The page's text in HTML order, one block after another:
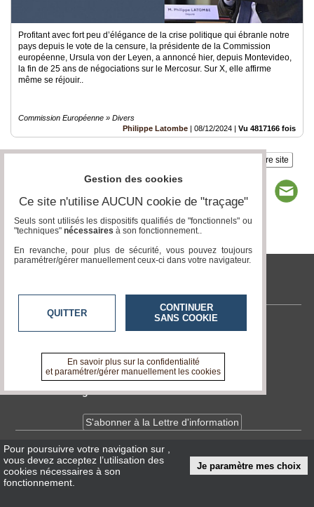
Profitant avec fort peu d’élégance de la crise politique qui ébranle notre
pays depuis le vote de la censure, la présidente de la Commission
européenne, Ursula von der Leyen, a annoncé hier, depuis Montevideo,
la fin de 25 ans de négociations sur le Mercosur. Sur X, elle affirme
même se réjouir..
Commission Européenne » Divers
Philippe Latombe | 08/12/2024 | Vu 4817166 fois
Insérez sur votre site
tvlocale.fr
Contactez-nous
A propos de tvlocale.fr
Devenir délégué
S'abonner à la Lettre d'information
InfosCNIL/RGPD
Conditions Générales d'Utilisation
Pour poursuivre votre navigation sur
vous devez acceptez l’utilisation des
cookies nécessaires à son
fonctionnement.
Je paramètre mes choix
Gestion des cookies
Ce site n'utilise AUCUN cookie de "traçage"
Seuls sont utilisés les dispositifs qualifiés de "fonctionnels" ou
"techniques" nécessaires à son fonctionnement..
En revanche, pour plus de sécurité, vous pouvez toujours
paramétrer/gérer manuellement ceux-ci dans votre navigateur.
QUITTER
CONTINUER
SANS COOKIE
En savoir plus sur la confidentialité
et paramétrer/gérer manuellement les cookies